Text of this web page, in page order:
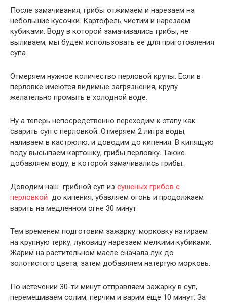
После замачивания, грибы отжимаем и нарезаем на
небольшие кусочки. Картофель чистим и нарезаем
кубиками. Воду в которой замачивались грибы, не
выливаем, мы будем использовать ее для приготовления
супа.
Отмеряем нужное количество перловой крупы. Если в
перловке имеются видимые загрязнения, крупу
желательно промыть в холодной воде.
Ну а теперь непосредственно переходим к этапу как
сварить суп с перловкой. Отмеряем 2 литра воды,
наливаем в кастрюлю, и доводим до кипения. В кипящую
воду высыпаем картошку, грибы перловку. Также
добавляем воду, в которой замачивались грибы.
Доводим наш грибной суп из сушеных грибов с
перловкой до кипения, убавляем огонь и продолжаем
варить на медленном огне 30 минут.
Тем временем подготовим зажарку: морковку натираем
на крупную терку, луковицу нарезаем мелкими кубиками.
Жарим на растительном масле сначала лук до
золотистого цвета, затем добавляем натертую морковь.
По истечении 30-ти минут отправляем зажарку в суп,
перемешиваем солим, перчим и варим еще 10 минут. За